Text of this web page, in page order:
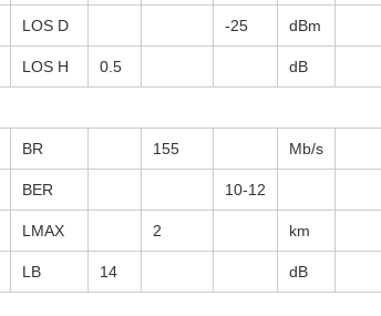
LOS D -25 dBm
LOS H 0.5 dB
BR 155 Mb/s
BER 10-12
LMAX 2 km
LB 14 dB